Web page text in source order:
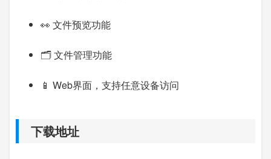
👀 文件预览功能
🗂️ 文件管理功能
📱 Web界面，支持任意设备访问
下载地址